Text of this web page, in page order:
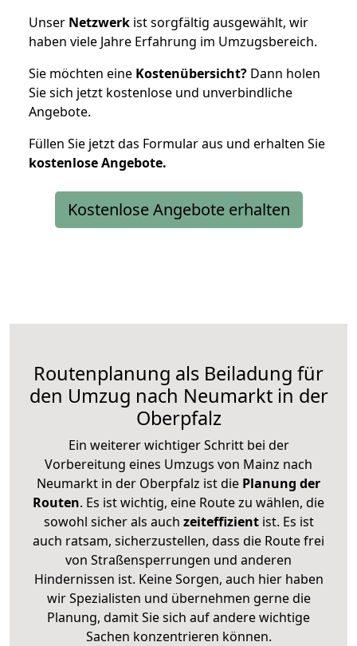
Unser Netzwerk ist sorgfältig ausgewählt, wir
haben viele Jahre Erfahrung im Umzugsbereich.
Sie möchten eine Kostenübersicht? Dann holen
Sie sich jetzt kostenlose und unverbindliche
Angebote.
Füllen Sie jetzt das Formular aus und erhalten Sie
kostenloseAngebote.
Kostenlose Angebote erhalten
Routenplanung als Beiladung für
den Umzug nach Neumarkt in der
Oberpfalz
Ein weiterer wichtiger Schritt bei der
Vorbereitung eines Umzugs von Mainz nach
Neumarkt in der Oberpfalz ist die Planung der
Routen. Es ist wichtig, eine Route zu wählen, die
sowohl sicher als auch zeiteffizientist. Es ist
auch ratsam, sicherzustellen, dass die Route frei
von Straßensperrungen und anderen
Hindernissen ist. Keine Sorgen, auch hier haben
wir Spezialisten und übernehmen gerne die
Planung, damit Sie sich auf andere wichtige
Sachen konzentrieren können.